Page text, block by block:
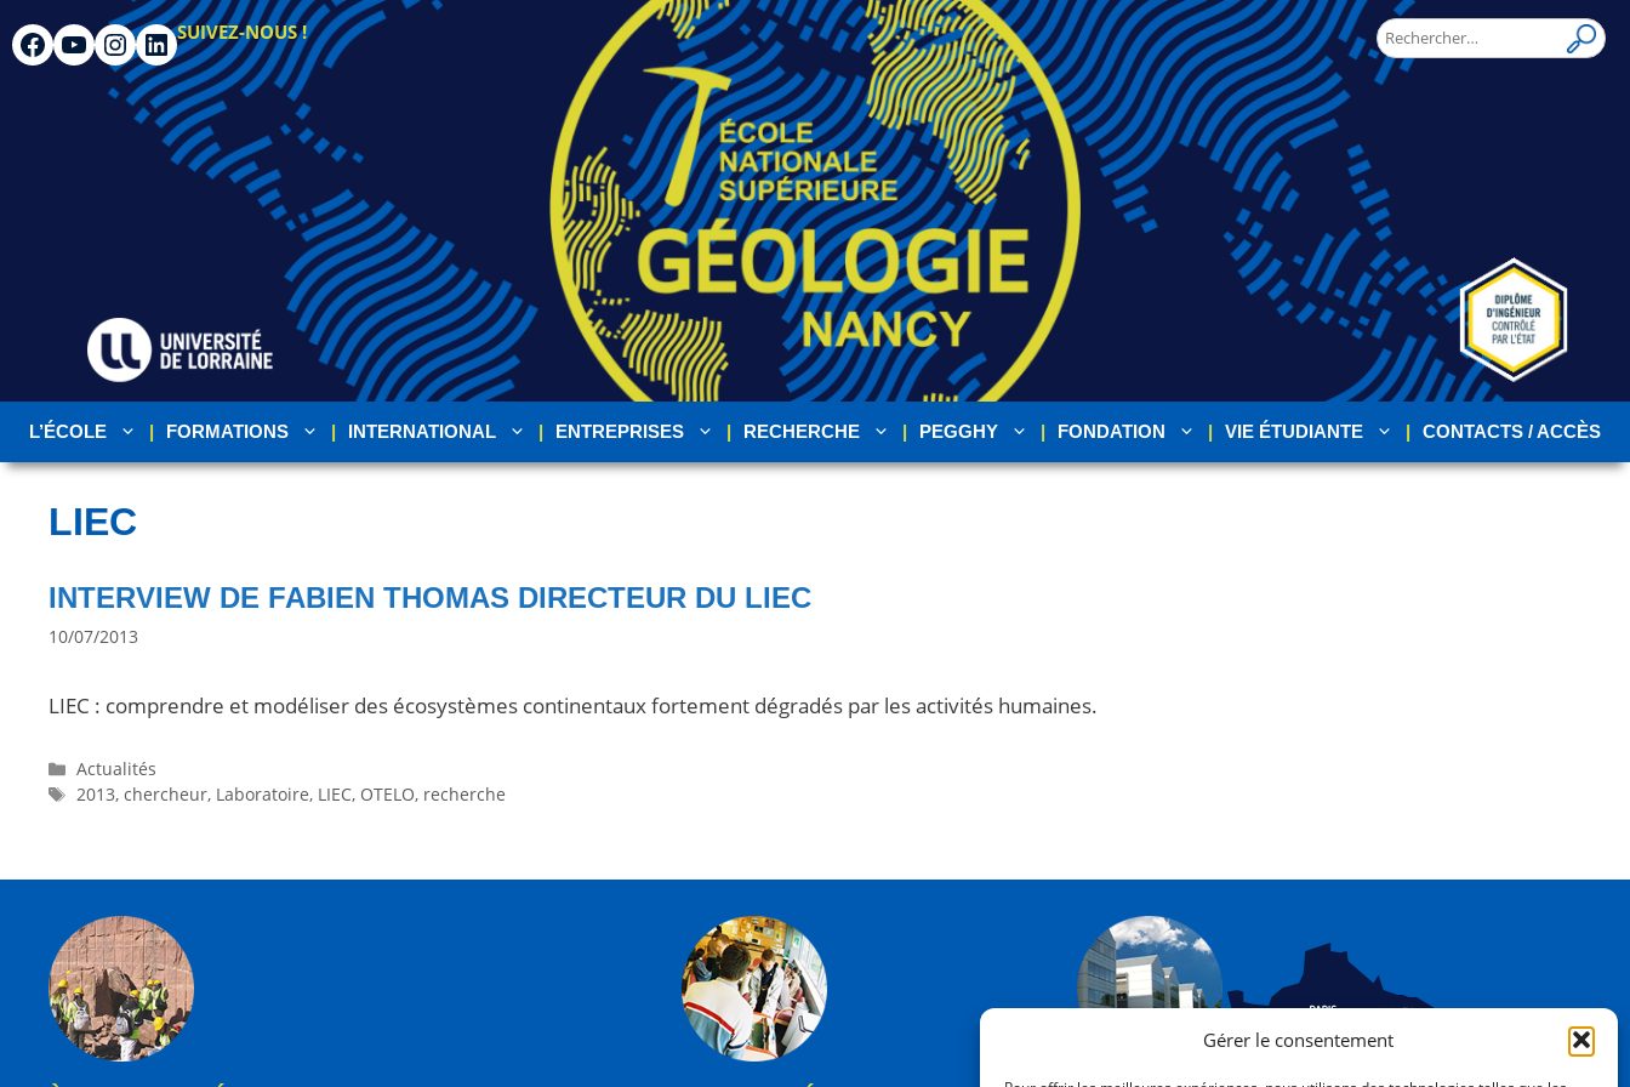
Gérer le consentement
SUIVEZ-NOUS !
L’ÉCOLE FORMATIONS INTERNATIONAL ENTREPRISES RECHERCHE PEGGHY FONDATION VIE ÉTUDIANTE CONTACTS / ACCÈS
LIEC
INTERVIEW DE FABIEN THOMAS DIRECTEUR DU LIEC
10/07/2013
LIEC : comprendre et modéliser des écosystèmes continentaux fortement dégradés par les activités humaines.
Actualités
2013,chercheur, Laboratoire, LIEC, OTELO, recherche